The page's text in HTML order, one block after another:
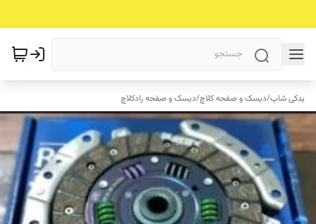
یدکی شاپ/دیسک و صفحه کلاچ/دیسک و صفحه رادکلاچ